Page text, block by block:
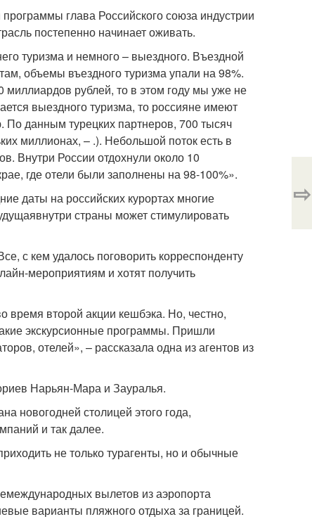
глава Российского союза индустрии
постепенно начинает оживать.
туризма и немного – выездного. Въездной
объемы въездного туризма упали на 98%.
миллиардов рублей, то в этом году мы уже не
выездного туризма, то россияне имеют
По данным турецких партнеров, 700 тысяч
миллионах, – .). Небольшой поток есть в
Внутри России отдохнули около 10
где отели были заполнены на 98-100%».
даты на российских курортах многие
страны может стимулировать
с кем удалось поговорить корреспонденту
мероприятиям и хотят получить
время второй акции кешбэка. Но, честно,
экскурсионные программы. Пришли
отелей», – рассказала одна из агентов из
Нарьян-Мара и Зауралья.
новогодней столицей этого года,
и так далее.
не только турагенты, но и обычные
вылетов из аэропорта
варианты пляжного отдыха за границей.
⇨